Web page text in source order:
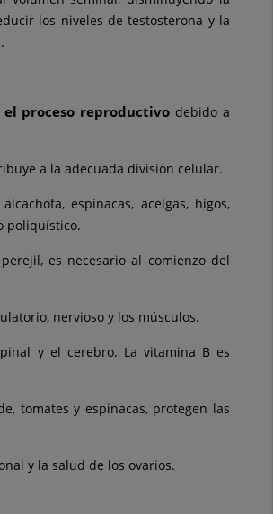
los niveles de testosterona y la
proceso reproductivo debido a
a la adecuada división celular.
espinacas, acelgas, higos,
poliquístico.
es necesario al comienzo del
nervioso y los músculos.
y el cerebro. La vitamina B es
tomates y espinacas, protegen las
y la salud de los ovarios.